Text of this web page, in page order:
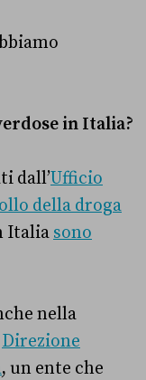
in Italia?
dall’Ufficio
della droga
Italia sono
nella
Direzione
, un ente che